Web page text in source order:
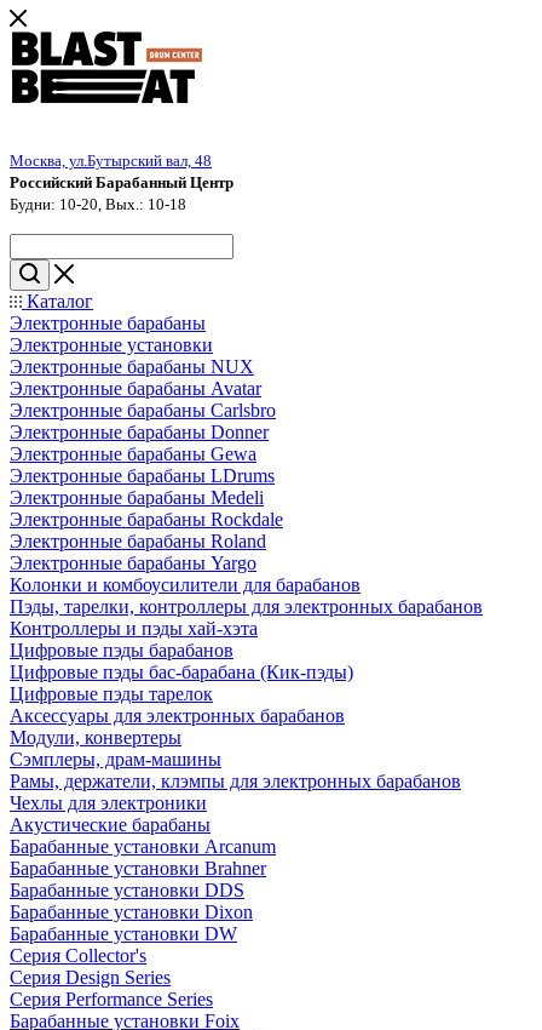
Москва, ул.Бутырский вал, 48
Российский Барабанный Центр
Будни: 10-20, Вых.: 10-18
Каталог
Электронные барабаны
Электронные установки
Электронные барабаны NUX
Электронные барабаны Avatar
Электронные барабаны Carlsbro
Электронные барабаны Donner
Электронные барабаны Gewa
Электронные барабаны LDrums
Электронные барабаны Medeli
Электронные барабаны Rockdale
Электронные барабаны Roland
Электронные барабаны Yargo
Колонки и комбоусилители для барабанов
Пэды, тарелки, контроллеры для электронных барабанов
Контроллеры и пэды хай-хэта
Цифровые пэды барабанов
Цифровые пэды бас-барабана (Кик-пэды)
Цифровые пэды тарелок
Аксессуары для электронных барабанов
Модули, конвертеры
Сэмплеры, драм-машины
Рамы, держатели, клэмпы для электронных барабанов
Чехлы для электроники
Акустические барабаны
Барабанные установки Arcanum
Барабанные установки Brahner
Барабанные установки DDS
Барабанные установки Dixon
Барабанные установки DW
Серия Collector's
Серия Design Series
Серия Performance Series
Барабанные установки Foix